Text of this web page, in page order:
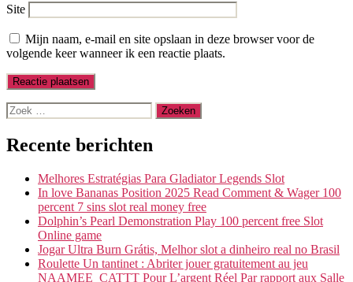
Site
Mijn naam, e-mail en site opslaan in deze browser voor de
volgende keer wanneer ik een reactie plaats.
Zoeken
naar:
Recente berichten
Melhores Estratégias Para Gladiator Legends Slot
In love Bananas Position 2025 Read Comment & Wager 100
percent 7 sins slot real money free
Dolphin’s Pearl Demonstration Play 100 percent free Slot
Online game
Jogar Ultra Burn Grátis, Melhor slot a dinheiro real no Brasil
Roulette Un tantinet : Abriter jouer gratuitement au jeu
NAAMEE_CATTT Pour L’argent Réel Par rapport aux Salle